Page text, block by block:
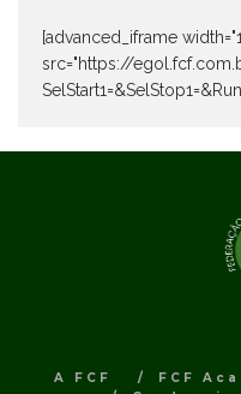
[advanced_iframe
src="https://
A FCF FCF